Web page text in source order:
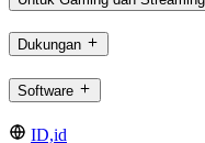
Dukungan
Software
ID,id